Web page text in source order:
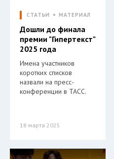
СТАТЬИ МАТЕРИАЛ
Дошли до финала
премии "Гипертекст"
2025 года
Имена участников
коротких списков
назвали на пресс-
конференции в ТАСС.
18 марта 2025